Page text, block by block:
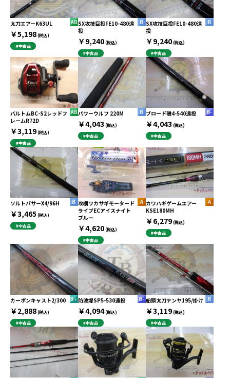
太刀エアーK63UL
￥5,198(税込)
#中古品
SX攻技巨投FE10-480遠
投
￥9,240(税込)
#中古品
SX攻技巨投FE10-480遠
投
￥9,240(税込)
#中古品
バルトムBC-S2レッドフ
レームR72D
￥3,119(税込)
#中古品
パワーウルフ 220M
￥4,043 (税込)
#中古品
ブロード磯4-540遠投
￥4,043 (税込)
#中古品
ソルトバサーX4/96H
￥3,465 (税込)
#中古品
攻棚ワカサギモータード
ライブECアイスナイト
ブルー
￥4,620(税込)
#中古品
カワハギゲームエアー
KSE180MH
￥6,279(税込)
#中古品
カーボンキャスト2/300
￥2,888(税込)
#中古品
防波堤SP5-530遠投
￥4,094(税込)
#中古品
船頭太刀テンヤ195/掛け
￥3,119(税込)
#中古品